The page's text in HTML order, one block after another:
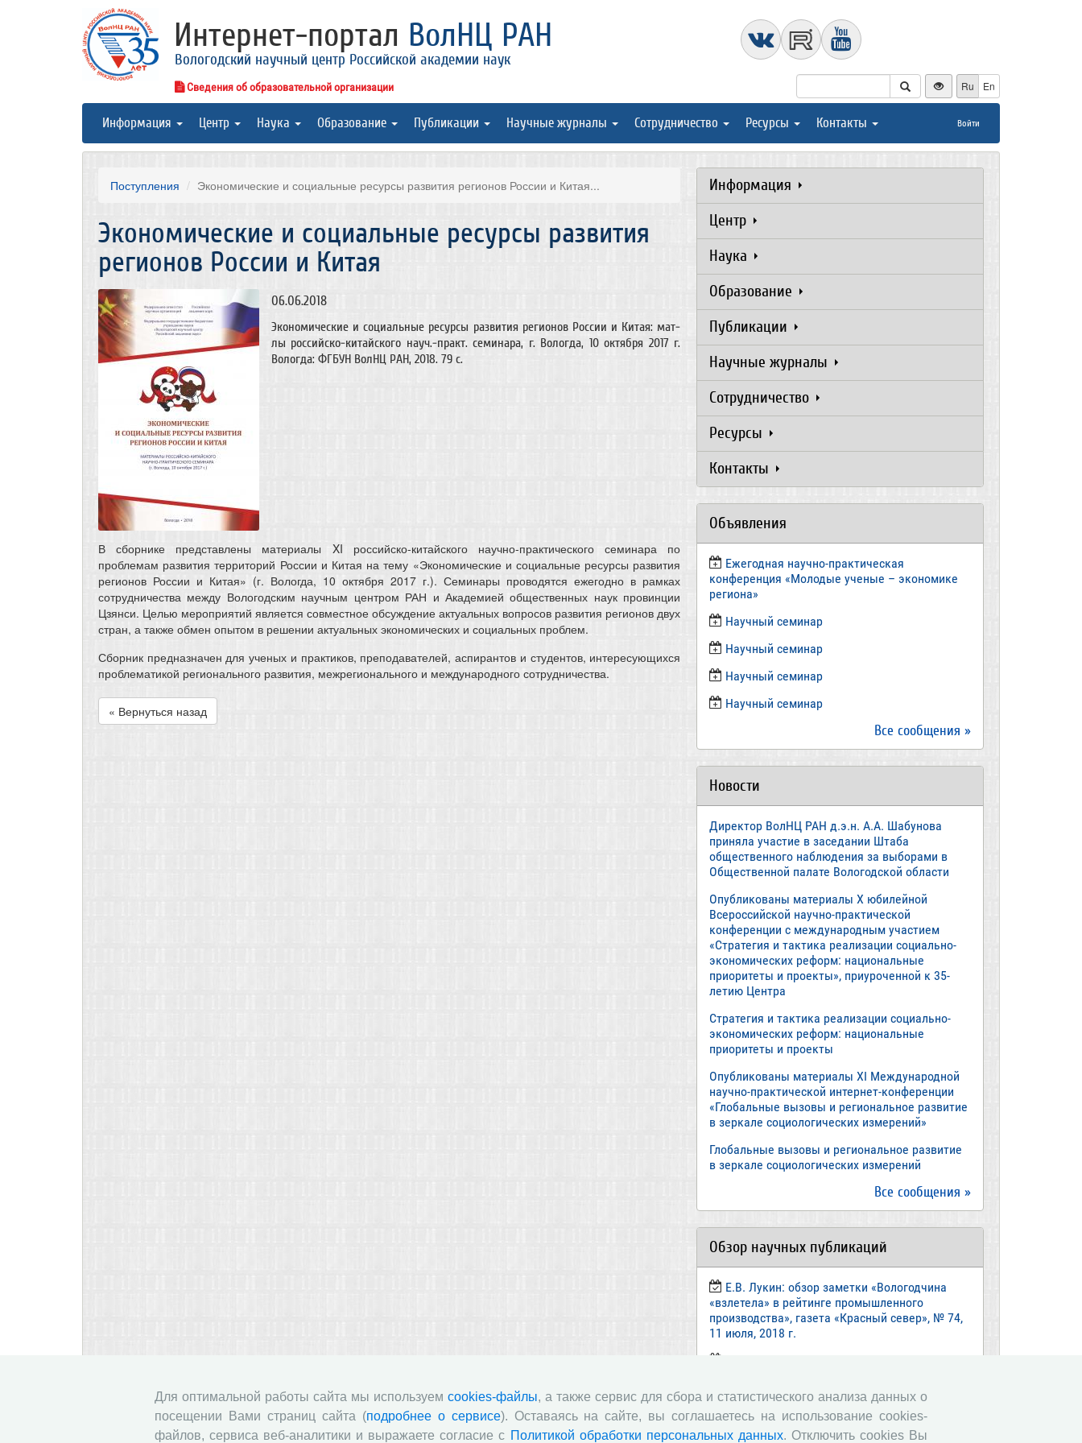
Интернет-портал ВолНЦ РАН
Вологодский научный центр Российской академии наук
Сведения об образовательной организации Ru En
Информация Центр Наука Образование Публикации Научные журналы Сотрудничество Ресурсы Контакты Войти
Поступления Экономические и социальные ресурсы развития регионов России и Китая...
Экономические и социальные ресурсы развития
регионов России и Китая
06.06.2018
Экономические и социальные ресурсы развития регионов России и Китая: мат-
лы российско-китайского науч.-практ. семинара, г. Вологда, 10 октября 2017 г.
Вологда: ФГБУН ВолНЦ РАН, 2018. 79 с.
В сборнике представлены материалы XI российско-китайского научно-практического семинара по
проблемам развития территорий России и Китая на тему «Экономические и социальные ресурсы развития
регионов России и Китая» (г. Вологда, 10 октября 2017 г.). Семинары проводятся ежегодно в рамках
сотрудничества между Вологодским научным центром РАН и Академией общественных наук провинции
Цзянси. Целью мероприятий является совместное обсуждение актуальных вопросов развития регионов двух
стран, а также обмен опытом в решении актуальных экономических и социальных проблем.
Сборник предназначен для ученых и практиков, преподавателей, аспирантов и студентов, интересующихся
проблематикой регионального развития, межрегионального и международного сотрудничества.
« Вернуться назад
Информация
Центр
Наука
Образование
Публикации
Научные журналы
Сотрудничество
Ресурсы
Контакты
Объявления
Ежегодная научно-практическая
конференция «Молодые ученые – экономике
региона»
​Научный семинар
​Научный семинар
Научный семинар
​Научный семинар
Все сообщения »
Новости
Директор ВолНЦ РАН д.э.н. А.А. Шабунова
приняла участие в заседании Штаба
общественного наблюдения за выборами в
Общественной палате Вологодской области
Опубликованы материалы X юбилейной
Всероссийской научно-практической
конференции с международным участием
«Стратегия и тактика реализации социально-
экономических реформ: национальные
приоритеты и проекты», приуроченной к 35-
летию Центра
Стратегия и тактика реализации социально-
экономических реформ: национальные
приоритеты и проекты
Опубликованы материалы XI Международной
научно-практической интернет-конференции
«Глобальные вызовы и региональное развитие
в зеркале социологических измерений»
Глобальные вызовы и региональное развитие
в зеркале социологических измерений
Все сообщения »
Обзор научных публикаций
Е.В. Лукин: обзор заметки «Вологодчина
«взлетела» в рейтинге промышленного
производства», газета «Красный север», № 74,
11 июля, 2018 г.
«Известия», №88, 2018 г.
В.Н. Барсуков: обзор статьи «Повышение
пенсионного возраста: позитивные эффекты и
Для оптимальной работы сайта мы используем cookies-файлы, а также сервис для сбора и статистического анализа данных о
посещении Вами страниц сайта (подробнее о сервисе). Оставаясь на сайте, вы соглашаетесь на использование cookies-
файлов, сервиса веб-аналитики и выражаете согласие с Политикой обработки персональных данных. Отключить cookies Вы